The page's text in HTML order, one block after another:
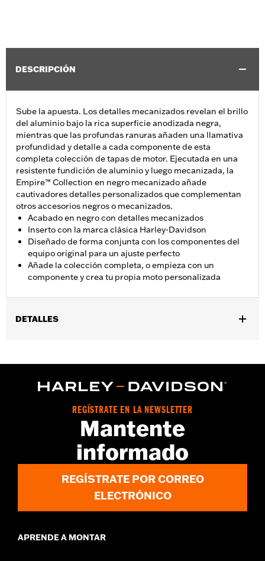
DESCRIPCIÓN
Sube la apuesta. Los detalles mecanizados revelan el brillo
del aluminio bajo la rica superficie anodizada negra,
mientras que las profundas ranuras añaden una llamativa
profundidad y detalle a cada componente de esta
completa colección de tapas de motor. Ejecutada en una
resistente fundición de aluminio y luego mecanizada, la
Empire™ Collection en negro mecanizado añade
cautivadores detalles personalizados que complementan
otros accesorios negros o mecanizados.
Acabado en negro con detalles mecanizados
Inserto con la marca clásica Harley-Davidson
Diseñado de forma conjunta con los componentes del
equipo original para un ajuste perfecto
Añade la colección completa, o empieza con un
componente y crea tu propia moto personalizada
DETALLES
y posteriores equipados con tapa exterior de la transmisión
primaria de perfil estrecho N/P 25700385 o 25700438.
Instrucciones de instalación
Se vende por unidades:Cada una
Contenido del embalaje:Tapa Derby e instrucciones de
instalación
,,,,,,,,,,,,,,,,,,,,,,,,,,,,,,,,,,,,,,,,,,,,,,,,,,,,,,,,,,,,,,,,,
El desmontaje e instalación de las tapas de motor
podría requerir la compra de juntas nuevas. Consulta al
concesionario para más información.
REGÍSTRATE EN LA NEWSLETTER
Mantente
informado
REGÍSTRATE POR CORREO
ELECTRÓNICO
APRENDE A MONTAR